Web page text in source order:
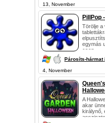
13, November
PillPop
Törölje a
egymás
csop...
Párosíts-hármat
4, November
A
akar
királynő,